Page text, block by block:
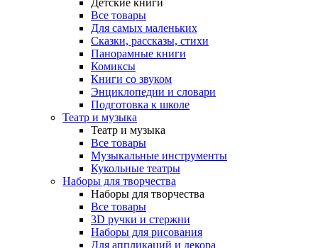
Детские книги
Все товары
Для самых маленьких
Сказки, рассказы, стихи
Панорамные книги
Комиксы
Книги со звуком
Энциклопедии и словари
Подготовка к школе
Театр и музыка
Театр и музыка
Все товары
Музыкальные инструменты
Кукольные театры
Наборы для творчества
Наборы для творчества
Все товары
3D ручки и стержни
Наборы для рисования
Для аппликаций и декора